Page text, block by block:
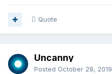
Quote
Uncanny
Posted October 28, 2019